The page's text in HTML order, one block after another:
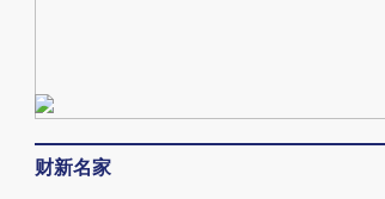
财新名家